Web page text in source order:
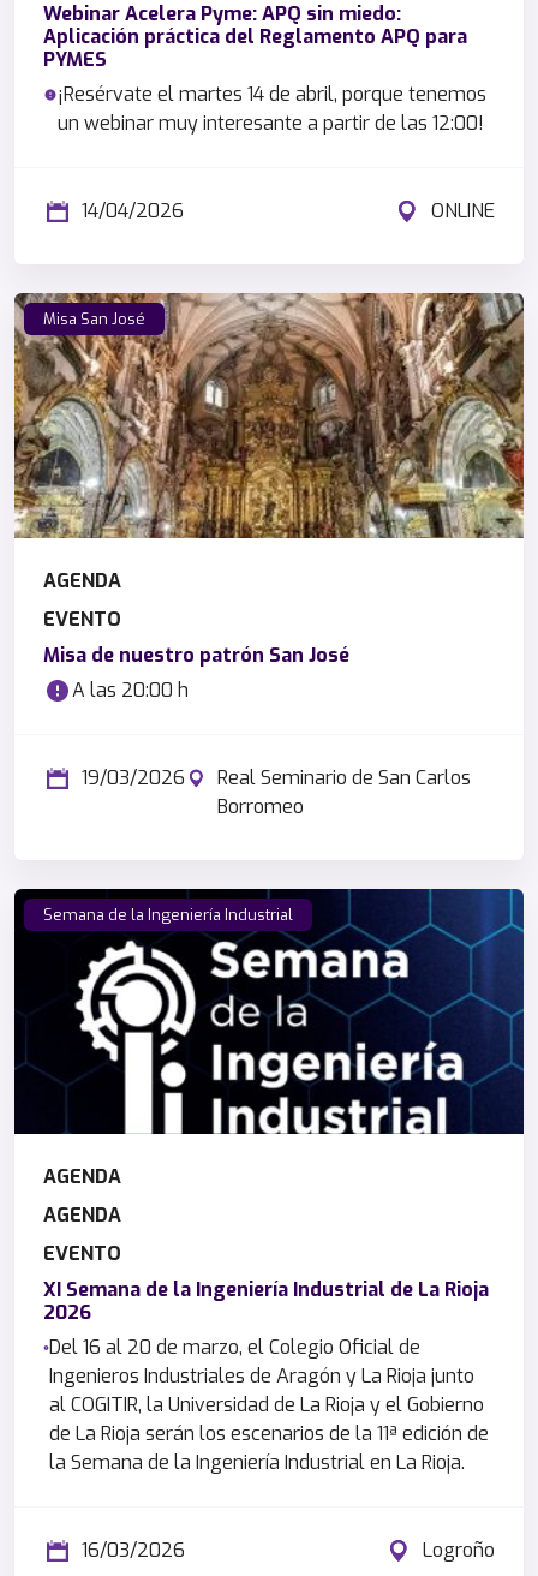
Webinar Acelera Pyme: APQ sin miedo:
Aplicación práctica del Reglamento APQ para
PYMES
¡Resérvate el martes 14 de abril, porque tenemos
un webinar muy interesante a partir de las 12:00!
14/04/2026 ONLINE
Misa San José
AGENDA
EVENTO
Misa de nuestro patrón San José
A las 20:00 h
19/03/2026
Real Seminario de San Carlos
Borromeo
Semana de la Ingeniería Industrial
AGENDA
AGENDA
EVENTO
XI Semana de la Ingeniería Industrial de La Rioja
2026
Del 16 al 20 de marzo, el Colegio Oficial de
Ingenieros Industriales de Aragón y La Rioja junto
al COGITIR, la Universidad de La Rioja y el Gobierno
de La Rioja serán los escenarios de la 11ª edición de
la Semana de la Ingeniería Industrial en La Rioja.
16/03/2026 Logroño